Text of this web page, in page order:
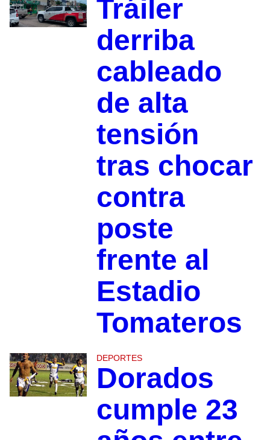
Tráiler
derriba
cableado
de alta
tensión
tras chocar
contra
poste
frente al
Estadio
Tomateros
DEPORTES
Dorados
cumple 23